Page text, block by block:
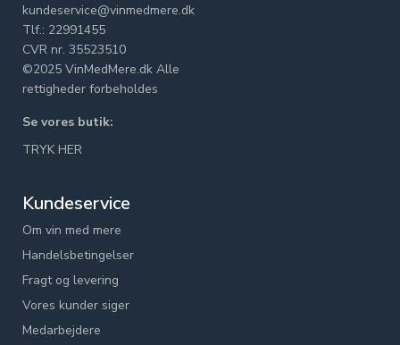
kundeservice@vinmedmere.dk
Tlf.: 22991455
CVR nr. 35523510
©2025 VinMedMere.dk Alle
rettigheder forbeholdes
Se vores butik:
TRYK HER
Kundeservice
Om vin med mere
Handelsbetingelser
Fragt og levering
Vores kunder siger
Medarbejdere